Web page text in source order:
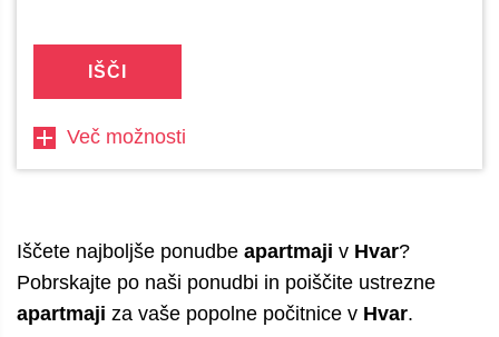
IŠČI
Več možnosti
Iščete najboljše ponudbe apartmaji v Hvar?
Pobrskajte po naši ponudbi in poiščite ustrezne
apartmaji za vaše popolne počitnice v Hvar.